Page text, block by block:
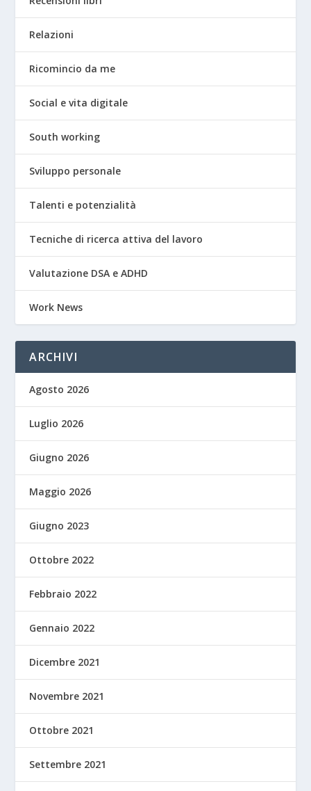
Relazioni
Ricomincio da me
Social e vita digitale
South working
Sviluppo personale
Talenti e potenzialità
Tecniche di ricerca attiva del lavoro
Valutazione DSA e ADHD
Work News
ARCHIVI
Agosto 2026
Luglio 2026
Giugno 2026
Maggio 2026
Giugno 2023
Ottobre 2022
Febbraio 2022
Gennaio 2022
Dicembre 2021
Novembre 2021
Ottobre 2021
Settembre 2021